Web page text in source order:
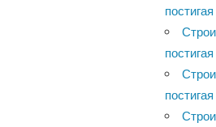
постигая